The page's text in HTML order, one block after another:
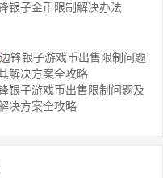
银子金币限制解决办法
银子游戏币出售限制问题及
决方案全攻略